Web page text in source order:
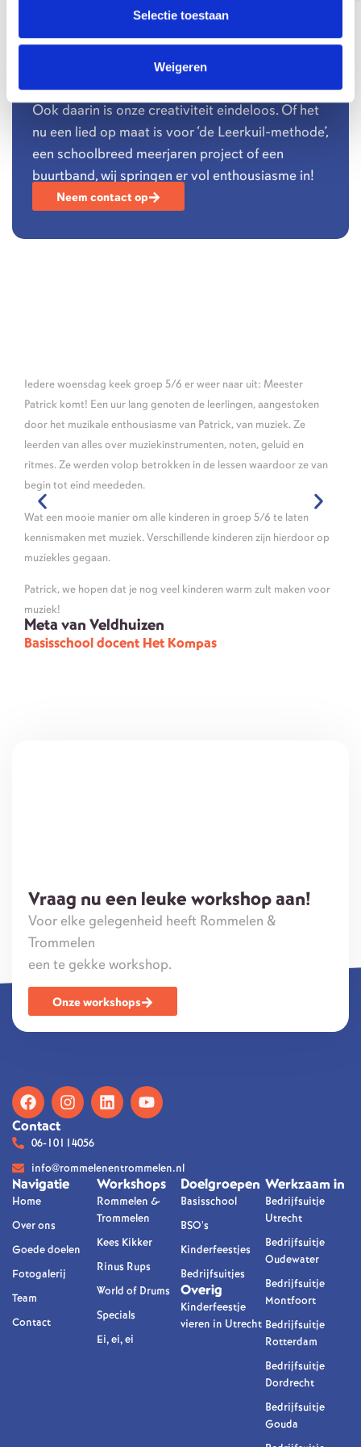
Selectie toestaan
Weigeren
Workshop op maat?
Ook daarin is onze creativiteit eindeloos. Of het
nu een lied op maat is voor ‘de Leerkuil-methode’,
een schoolbreed meerjaren project of een
buurtband, wij springen er vol enthousiasme in!
Neem contact op
Iedere woensdag keek groep 5/6 er weer naar uit: Meester
Patrick komt! Een uur lang genoten de leerlingen, aangestoken
door het muzikale enthousiasme van Patrick, van muziek. Ze
leerden van alles over muziekinstrumenten, noten, geluid en
ritmes. Ze werden volop betrokken in de lessen waardoor ze van
begin tot eind meededen.
Wat een mooie manier om alle kinderen in groep 5/6 te laten
kennismaken met muziek. Verschillende kinderen zijn hierdoor op
muziekles gegaan.
Patrick, we hopen dat je nog veel kinderen warm zult maken voor
muziek!
Meta van Veldhuizen
Basisschool docent Het Kompas
Vraag nu een leuke workshop aan!
Voor elke gelegenheid heeft Rommelen &
Trommelen
een te gekke workshop.
Onze workshops
Contact
06-10114056
info@rommelenentrommelen.nl
Navigatie
Home
Over ons
Goede doelen
Fotogalerij
Team
Contact
Workshops
Rommelen &
Trommelen
Kees Kikker
Rinus Rups
World of Drums
Specials
Ei, ei, ei
Doelgroepen
Basisschool
BSO's
Kinderfeestjes
Bedrijfsuitjes
Overig
Kinderfeestje
vieren in Utrecht
Werkzaam in
Bedrijfsuitje
Utrecht
Bedrijfsuitje
Oudewater
Bedrijfsuitje
Montfoort
Bedrijfsuitje
Rotterdam
Bedrijfsuitje
Dordrecht
Bedrijfsuitje
Gouda